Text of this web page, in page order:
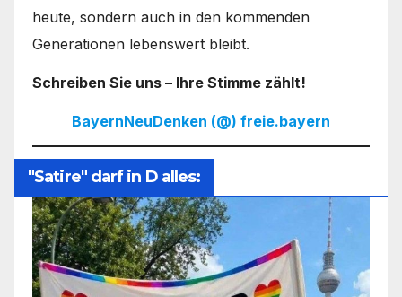
heute, sondern auch in den kommenden
Generationen lebenswert bleibt.
Schreiben Sie uns – Ihre Stimme zählt!
BayernNeuDenken (@) freie.bayern
"Satire" darf in D alles: